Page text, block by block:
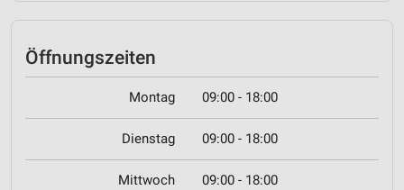
Öffnungszeiten
Montag 09:00 - 18:00
Dienstag 09:00 - 18:00
Mittwoch 09:00 - 18:00